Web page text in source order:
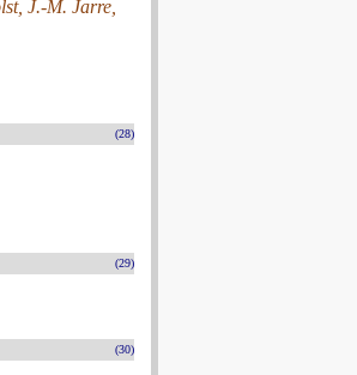
J.-M. Jarre,
(28)
(29)
(30)